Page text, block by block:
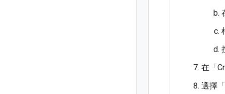
在「
選擇